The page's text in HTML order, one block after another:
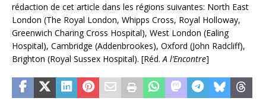
rédaction de cet article dans les régions suivantes: North East
London (The Royal London, Whipps Cross, Royal Holloway,
Greenwich Charing Cross Hospital), West London (Ealing
Hospital), Cambridge (Addenbrookes), Oxford (John Radcliff),
Brighton (Royal Sussex Hospital). [Réd. A l’Encontre]